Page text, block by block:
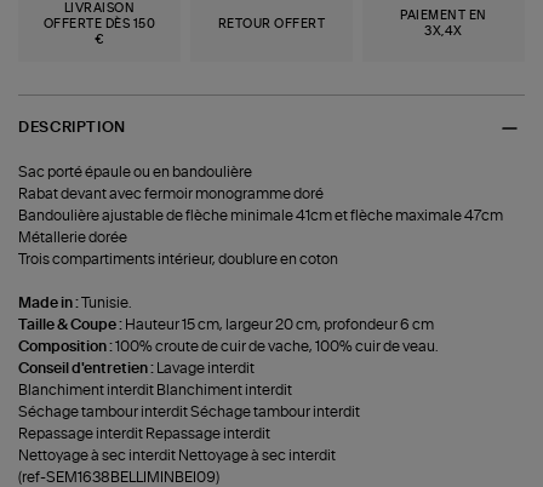
LIVRAISON
OFFERTE DÈS 150
€
RETOUR OFFERT
PAIEMENT EN
3X,4X
DESCRIPTION
Sac porté épaule ou en bandoulière
Rabat devant avec fermoir monogramme doré
Bandoulière ajustable de flèche minimale 41cm et flèche maximale 47cm
Métallerie dorée
Trois compartiments intérieur, doublure en coton
Made in :Tunisie.
Taille & Coupe : Hauteur 15 cm, largeur 20 cm, profondeur 6 cm
Composition :100% croute de cuir de vache, 100% cuir de veau.
Conseil d'entretien :
Lavage interdit
Blanchiment interdit Blanchiment interdit
Séchage tambour interdit Séchage tambour interdit
Repassage interdit Repassage interdit
Nettoyage à sec interdit Nettoyage à sec interdit
(ref-SEM1638BELLIMINBEI09)